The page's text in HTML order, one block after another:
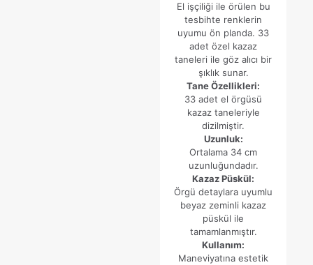
adresim ve site adresim bu tarayıcıya kaydedilsin.
El işçiliği ile örülen bu
tesbihte renklerin
uyumu ön planda. 33
adet özel kazaz
taneleri ile göz alıcı bir
şıklık sunar.
Tane Özellikleri:
33 adet el örgüsü
kazaz taneleriyle
dizilmiştir.
Uzunluk:
Ortalama 34 cm
uzunluğundadır.
Kazaz Püskül:
Örgü detaylara uyumlu
beyaz zeminli kazaz
püskül ile
tamamlanmıştır.
Kullanım:
Maneviyatına estetik